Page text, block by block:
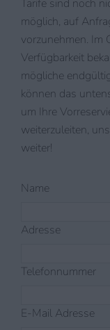
Tarife sind noch
möglich, auf
vorzunehmen. Im
Verfügbarkeit
mögliche
können das
um Ihre
weiterzuleiten,
weiter!
Name
Adresse
Telefonnummer
E-Mail Adresse